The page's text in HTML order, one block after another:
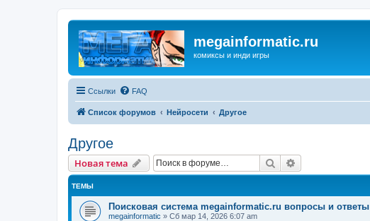
megainformatic.ru
комиксы и инди игры
Ссылки FAQ
Список форумов Нейросети Другое
Другое
Новая тема Поиск
ТЕМЫ
Поисковая система megainformatic.ru вопросы и ответы
megainformatic » Сб мар 14, 2026 6:07 am